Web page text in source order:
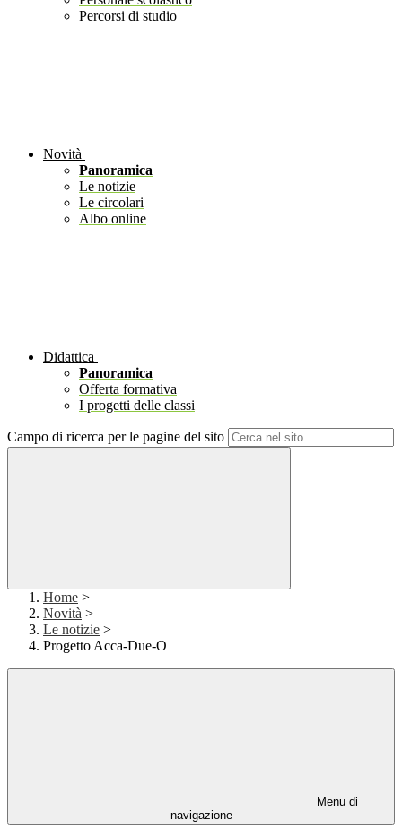
Percorsi di studio
Novità
Panoramica
Le notizie
Le circolari
Albo online
Didattica
Panoramica
Offerta formativa
I progetti delle classi
Campo di ricerca per le pagine del sito
Home >
Novità >
Le notizie >
Progetto Acca-Due-O
Menu di
navigazione